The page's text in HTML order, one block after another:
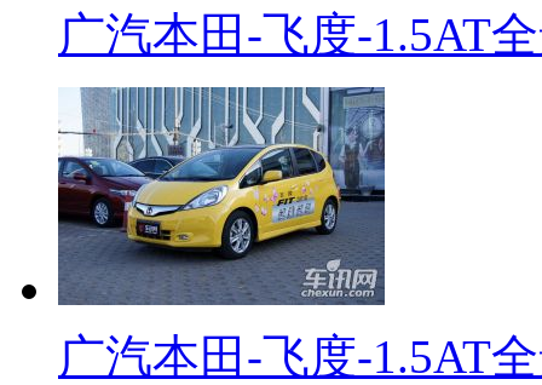
广汽本田-飞度-1.5AT
广汽本田-飞度-1.5AT